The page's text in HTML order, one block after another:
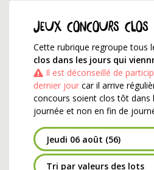
Jeux concours
Cette rubrique regroupe tous
clos dans les jours qui
Il est déconseillé de
dernier jour car il arrive
concours soient clos tôt dans
journée et non en fin de